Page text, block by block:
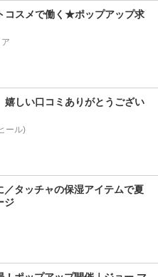
コスメで働く★ポップアップ求
嬉しい口コミありがとうござい
ール)
／タッチャの保湿アイテムで夏
ジ